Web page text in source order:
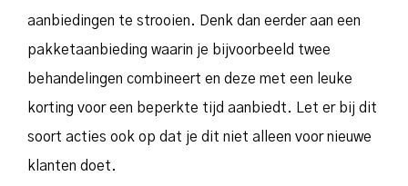
aanbiedingen te strooien. Denk dan eerder aan een
pakketaanbieding waarin je bijvoorbeeld twee
behandelingen combineert en deze met een leuke
korting voor een beperkte tijd aanbiedt. Let er bij dit
soort acties ook op dat je dit niet alleen voor nieuwe
klanten doet.